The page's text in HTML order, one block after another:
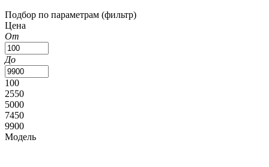
Подбор по параметрам (фильтр)
Цена
От
До
100
2550
5000
7450
9900
Модель